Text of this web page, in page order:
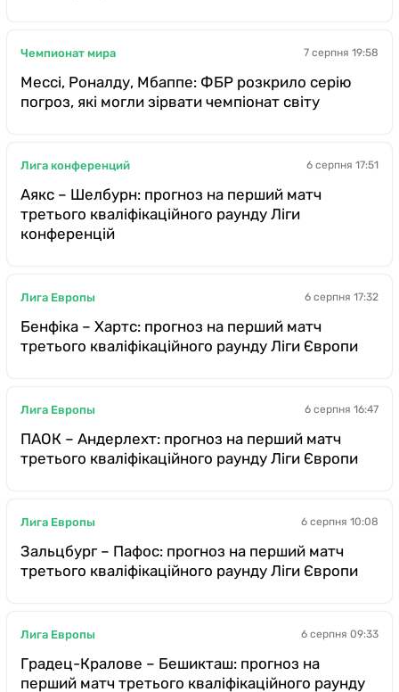
Чемпионат мира 7 серпня 19:58
Мессі, Роналду, Мбаппе: ФБР розкрило серію
погроз, які могли зірвати чемпіонат світу
Лига конференций 6 серпня 17:51
Аякс – Шелбурн: прогноз на перший матч
третього кваліфікаційного раунду Ліги
конференцій
Лига Европы 6 серпня 17:32
Бенфіка – Хартс: прогноз на перший матч
третього кваліфікаційного раунду Ліги Європи
Лига Европы 6 серпня 16:47
ПАОК – Андерлехт: прогноз на перший матч
третього кваліфікаційного раунду Ліги Європи
Лига Европы 6 серпня 10:08
Зальцбург – Пафос: прогноз на перший матч
третього кваліфікаційного раунду Ліги Європи
Лига Европы 6 серпня 09:33
Градец-Кралове – Бешикташ: прогноз на
перший матч третього кваліфікаційного раунду